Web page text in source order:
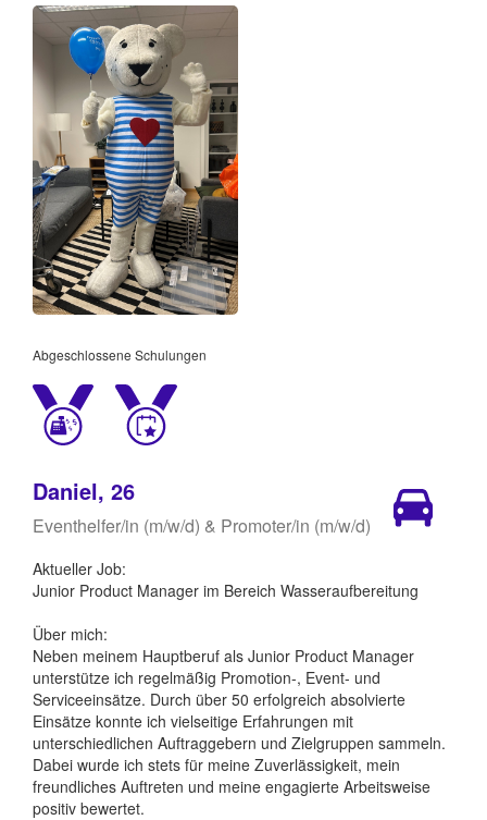
Abgeschlossene Schulungen
Daniel, 26
Eventhelfer/in (m/w/d) & Promoter/in (m/w/d)
Aktueller Job:
Junior Product Manager im Bereich Wasseraufbereitung
Über mich:
Neben meinem Hauptberuf als Junior Product Manager
unterstütze ich regelmäßig Promotion-, Event- und
Serviceeinsätze. Durch über 50 erfolgreich absolvierte
Einsätze konnte ich vielseitige Erfahrungen mit
unterschiedlichen Auftraggebern und Zielgruppen sammeln.
Dabei wurde ich stets für meine Zuverlässigkeit, mein
freundliches Auftreten und meine engagierte Arbeitsweise
positiv bewertet.